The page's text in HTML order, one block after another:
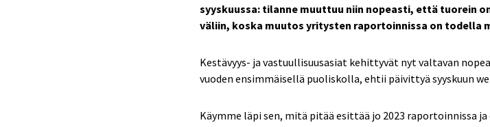
syyskuussa: tilanne muuttuu niin nopeasti, että tuorein
väliin, koska muutos yritysten raportoinnissa on todella
Kestävyys- ja vastuullisuusasiat kehittyvät nyt valtavan
vuoden ensimmäisellä puoliskolla, ehtii päivittyä syyskuun
Käymme läpi sen, mitä pitää esittää jo 2023 raportoinnissa